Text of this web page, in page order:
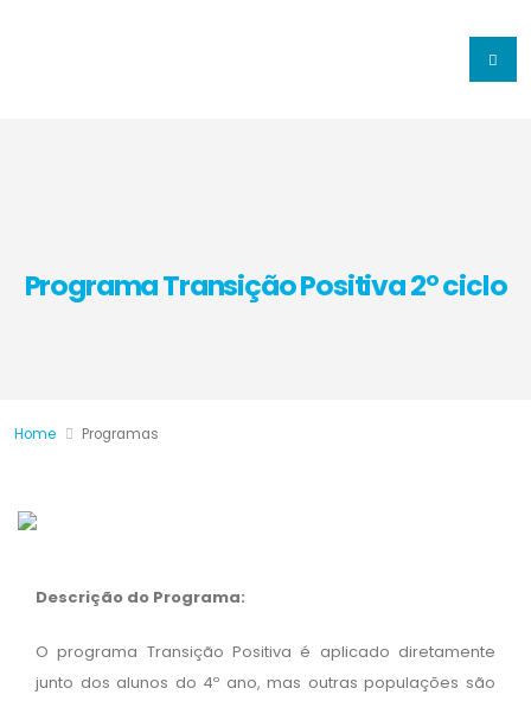
Programa Transição Positiva 2º ciclo
Home Programas
Descrição do Programa:
O programa Transição Positiva é aplicado diretamente
junto dos alunos do 4º ano, mas outras populações são